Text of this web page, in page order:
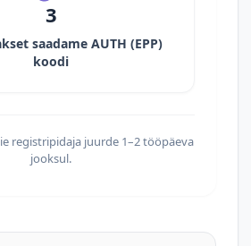
3
saadame AUTH (EPP)
koodi
registripidaja juurde 1–2 tööpäeva
jooksul.